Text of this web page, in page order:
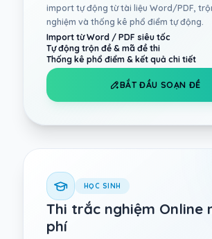
import tự động từ tài liệu Word/PDF,
nghiệm và thống kê phổ điểm tự động.
Import từ Word / PDF siêu tốc
Tự động trộn đề & mã đề thi
Thống kê phổ điểm & kết quả chi tiết
BẮT ĐẦU SOẠN ĐỀ
HỌC SINH
Thi trắc nghiệm Online
phí